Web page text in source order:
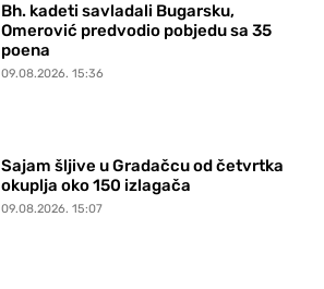
Bh. kadeti savladali Bugarsku,
Omerović predvodio pobjedu sa 35
poena
09.08.2026. 15:36
Sajam šljive u Gradačcu od četvrtka
okuplja oko 150 izlagača
09.08.2026. 15:07